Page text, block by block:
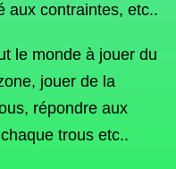
aux contraintes, etc..
le monde à jouer du
jouer de la
répondre aux
trous etc..